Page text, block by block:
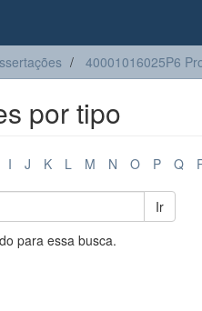
40001016025P6
por tipo
I J K L M N O P Q
Ir
para essa busca.